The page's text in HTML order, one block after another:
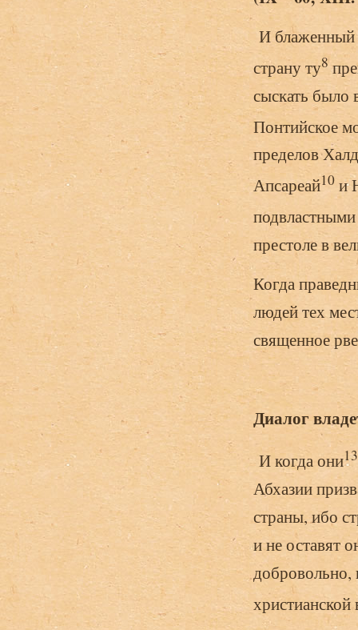
И блаженный
страну ту8
сыскать было
Понтийское
пределов
Апсареай10 и
престоле в
Когда
людей тех
священное
Диалог
И когда они13
Абхазии
страны, ибо
и не оставят
добровольно,
христианской